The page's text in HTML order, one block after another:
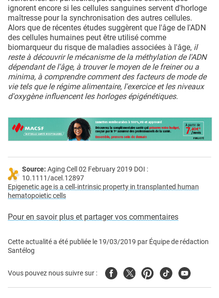
ignorent encore si les cellules sanguines servent d'horloge
maîtresse pour la synchronisation des autres cellules.
Alors que de récentes études suggèrent que l'âge de l'ADN
des cellules humaines peut être utilisé comme
biomarqueur du risque de maladies associées à l'âge, il
reste à découvrir le mécanisme de la méthylation de l'ADN
dépendant de l'âge, à trouver le moyen de le freiner ou a
minima, à comprendre comment des facteurs de mode de
vie tels que le régime alimentaire, l'exercice et les niveaux
d'oxygène influencent les horloges épigénétiques.
Source: Aging Cell 02 February 2019 DOI :
10.1111/acel.12897
Epigenetic age is a cell‐intrinsic property in transplanted human
hematopoietic cells
Pour en savoir plus et partager vos commentaires
Cette actualité a été publiée le 19/03/2019 par Équipe de rédaction
Santélog
Vous pouvez nous suivre sur : FacebookTwitterPinterest
TiktokYoutube